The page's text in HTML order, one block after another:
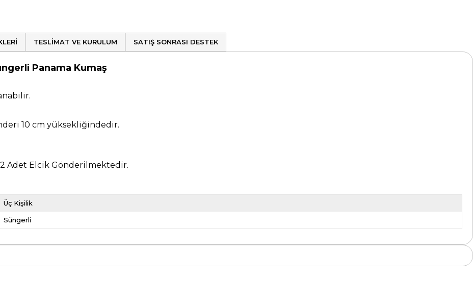
TESLIMAT VE KURULUM SATIŞ SONRASI DESTEK
Panama Kumaş
10 cm yüksekliğindedir.
2 Adet Elcik Gönderilmektedir.
Üç Kişilik
Süngerli